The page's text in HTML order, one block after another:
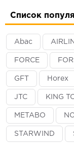
Список
Abac
FORCE
GFT Horex
JTC KING
METABO
STARWIND